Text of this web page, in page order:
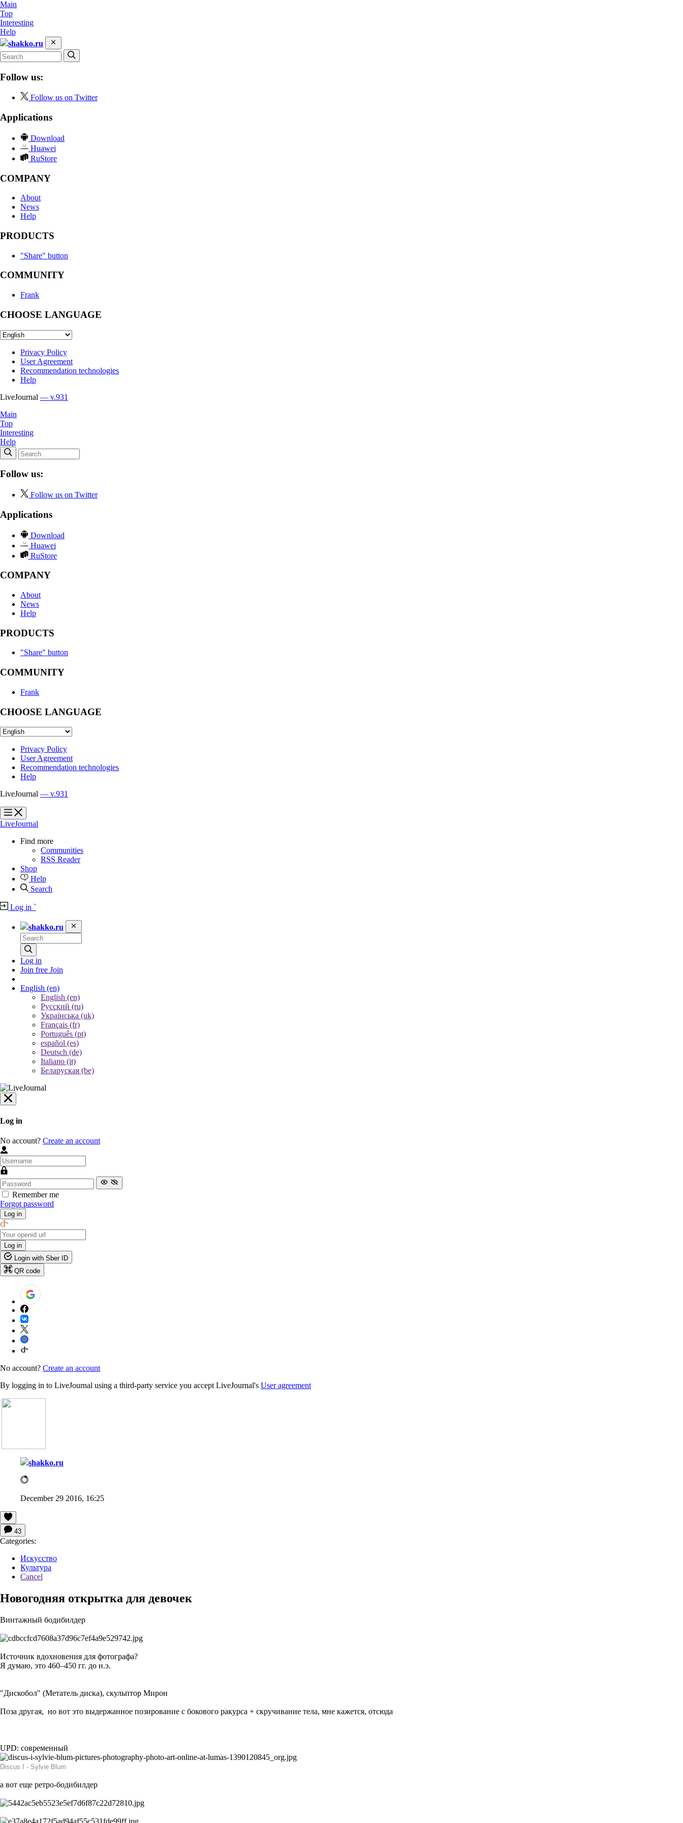
Main
Top
Interesting
Help
shakko.ru
Follow us:
Follow us on Twitter
Applications
Download
Huawei
RuStore
COMPANY
About
News
Help
PRODUCTS
"Share" button
COMMUNITY
Frank
CHOOSE LANGUAGE
Privacy Policy
User Agreement
Recommendation technologies
Help
LiveJournal — v.931
Main
Top
Interesting
Help
Follow us:
Follow us on Twitter
Applications
Download
Huawei
RuStore
COMPANY
About
News
Help
PRODUCTS
"Share" button
COMMUNITY
Frank
CHOOSE LANGUAGE
Privacy Policy
User Agreement
Recommendation technologies
Help
LiveJournal — v.931
?
?
LiveJournal
Find more
Communities
RSS Reader
Shop
Help
Search
Log in `
shakko.ru
Log in
Join free Join
English (en)
English (en)
Русский (ru)
Українська (uk)
Français (fr)
Português (pt)
español (es)
Deutsch (de)
Italiano (it)
Беларуская (be)
Log in
No account? Create an account
Remember me
Forgot password
Log in
Log in
Login with Sber ID
QR code
No account? Create an account
By logging in to LiveJournal using a third-party service you accept LiveJournal's User agreement
shakko.ru
December 29 2016, 16:25
43
Categories:
Искусство
Культура
Cancel
Новогодняя открытка для девочек
Винтажный бодибилдер
Источник вдохновения для фотографа?
Я думаю, это 460–450 гг. до н.э.
"Дискобол" (Метатель диска), скульптор Мирон
Поза другая, но вот это выдержанное позирование с бокового ракурса + скручивание тела, мне кажется, отсюда
UPD: современный
Discus I - Sylvie Blum
а вот еще ретро-бодибилдер